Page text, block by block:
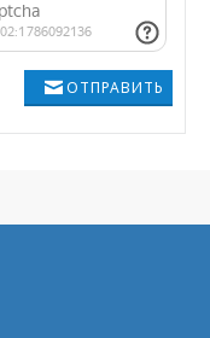
ОТПРАВИТЬ